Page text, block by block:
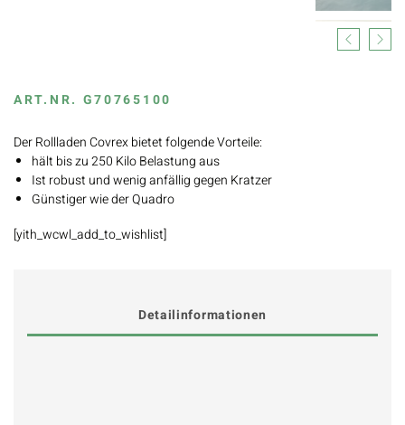
Previous
Next
ART.NR. G70765100
Der Rollladen Covrex bietet folgende Vorteile:
hält bis zu 250 Kilo Belastung aus
Ist robust und wenig anfällig gegen Kratzer
Günstiger wie der Quadro
[yith_wcwl_add_to_wishlist]
Detailinformationen